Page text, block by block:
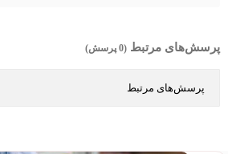
پرسش‌های مرتبط (0 پرسش)